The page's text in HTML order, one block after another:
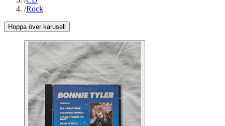
/Rock
Hoppa över karusell